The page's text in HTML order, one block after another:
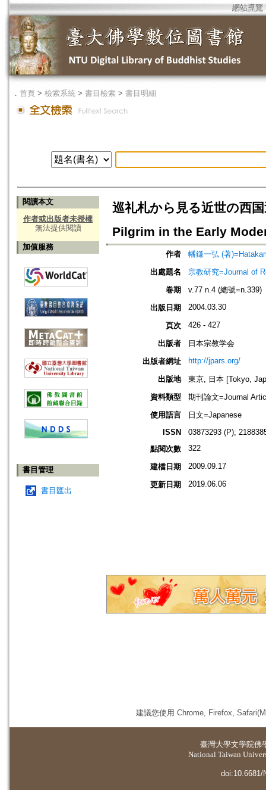
網站導覽
． 首頁 > 檢索系統 > 書目檢索 > 書目明細
閱讀本文
作者或出版者未授權
無法提供閱讀
加值服務
書目管理
書目匯出
巡礼札から見る近世の西
Pilgrim in the Early
作者
幡鎌一弘 (著
出處題名
宗教研究=Journal of
卷期
v.77 n.4 (總號=n.339)
出版日期
2004.03.30
頁次 426 - 427
出版者
日本宗教学会
出版者網址
http://jpars.org/
出版地
東京, 日本 [Tokyo,
資料類型
期刊論文=Journal
使用語言
日文=Japanese
ISSN
03873293 (P);
點閱次數
322
建檔日期 2009.09.17
更新日期 2019.06.06
建議您使用 Chrome, Firefox,
臺灣大學文學院佛
National Taiwan
doi:10.6681/